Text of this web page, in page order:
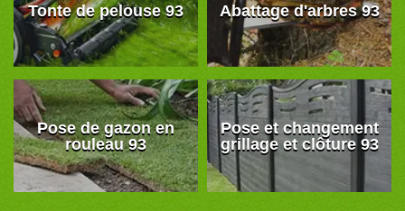
Tonte de pelouse 93 Abattage d'arbres 93
Pose de gazon en
rouleau 93
Pose et changement
grillage et clôture 93